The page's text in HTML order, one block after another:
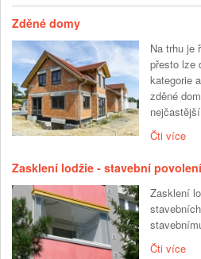
Zděné domy
Na trhu je
přesto lze
kategorie
zděné
Čti více
Zasklení lodžie - stavební povolení
Zasklení
Čti více